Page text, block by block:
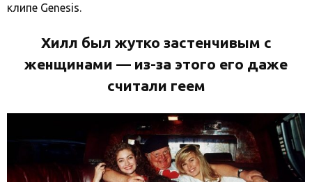
клипе Genesis.
Хилл был жутко застенчивым с
женщинами — из-за этого его даже
считали геем